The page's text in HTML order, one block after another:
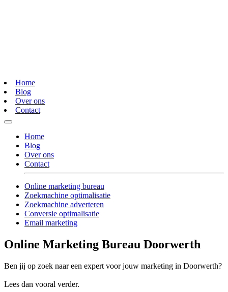
Home
Blog
Over ons
Contact
Home
Blog
Over ons
Contact
Online marketing bureau
Zoekmachine optimalisatie
Zoekmachine adverteren
Conversie optimalisatie
Email marketing
Online Marketing Bureau Doorwerth
Ben jij op zoek naar een expert voor jouw marketing in Doorwerth?
Lees dan vooral verder.